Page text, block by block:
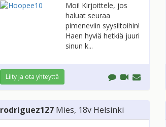
Moi! Kirjoittele, jos
haluat seuraa
pimeneviin syysiltoihin!
Haen hyviä hetkiä juuri
sinun k...
Liity ja ota yhteyttä
rodriguez127 Mies, 18v Helsinki